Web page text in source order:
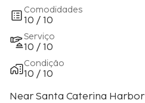
Comodidades
10 / 10
Serviço
10 / 10
Condição
10 / 10
Near Santa Caterina Harbor